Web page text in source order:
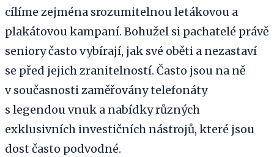
cílíme zejména srozumitelnou letákovou a
plakátovou kampaní. Bohužel si pachatelé právě
seniory často vybírají, jak své oběti a nezastaví
se před jejich zranitelností. Často jsou na ně
v současnosti zaměřovány telefonáty
s legendou vnuk a nabídky různých
exklusivních investičních nástrojů, které jsou
dost často podvodné.